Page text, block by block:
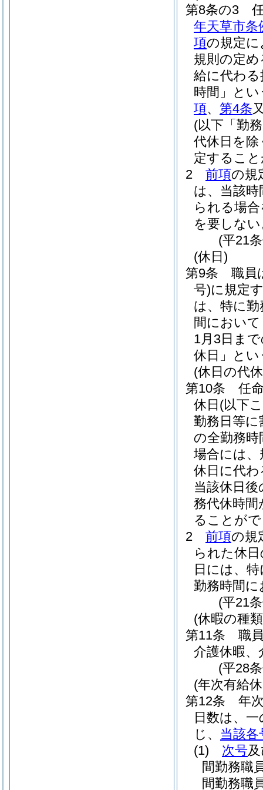
第8条の3
年天草市条
項の規定に
規則の定
給に代わ
時間」とい
項、 第4条
(以下「勤
代休日を除
定するこ
2
前項の規
は、当該
られる場
を要しな
(平21
(休日)
第9条
職員
号)に規定
は、特に
間におい
1月3日ま
休日」とい
(休日の代
第10条
任
休日 (以下
勤務日等
の全勤務
場合には
休日に代わ
当該休日
務代休時
ることが
2
前項の規
られた休
日には、
勤務時間
(平21
(休暇の種
第11条
職
介護休暇、
(平28
(年次有給
第12条
年
日数は、
じ、 当該各
(1)
次号
間勤務職
間勤務職